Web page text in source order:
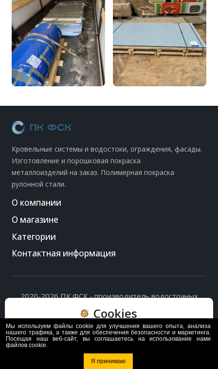
Кровельные системы и водостоки, ограждения, фасады.
Изготовление и порошковая покраска
металлоизделий на заказ. Полимерная покраска
рулонной стали.
О компании
О магазине
Категории
Контактная информация
2020-2026 ПК ФСК - производитель водосточных
Политика обработки персональных данных
на их обработку.
Cookies
Пользуясь сайтом, вы соглашаетесь с политикой
обработки и хранения данных Cookie
Согласен
Мы используем файлы cookie для улучшения вашего опыта, анализа
нашего трафика, а также для обеспечения безопасности и маркетинга.
Посещая наш веб-сайт, вы соглашаетесь на использование нами
файлов cookie.
Я принимаю